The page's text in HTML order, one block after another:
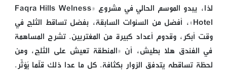
لذا، يبدو الموسم الحالي في مشروع «Faqra Hills Welness
Hotel»، أفضل من السنوات السابقة، بفضل تساقط الثلج في
وقت أبكر، وقدوم أعداد كبيرة من المغتربين. تشرح المساهمة
في الفندق هلا بطيش، أن «المنطقة تعيش على الثلج، ومن
لحظة تساقطه يتدفق الزوار بكثافة. كل ما عدا ذلك قلّما يُؤثّر.